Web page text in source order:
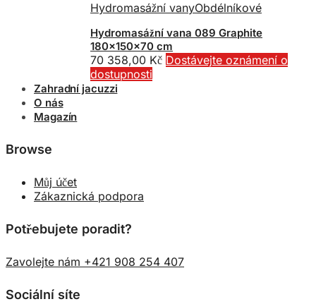
Hydromasážní vanyObdélníkové
Hydromasážní vana 089 Graphite
180x150x70 cm
70 358,00 Kč Dostávejte oznámení o
dostupnosti
Zahradní jacuzzi
O nás
Magazín
Browse
Můj účet
Zákaznická podpora
Potřebujete poradit?
Zavolejte nám +421 908 254 407
Sociální síte